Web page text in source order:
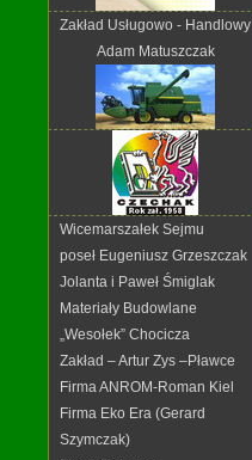
Zakład Usługowo - Handlowy
Adam Matuszczak
Wicemarszałek Sejmu
poseł Eugeniusz Grzeszczak
Jolanta i Paweł Śmiglak
Materiały Budowlane
„Wesołek” Chocicza
Zakład – Artur Zys –Pławce
Firma ANROM-Roman Kiel
Firma Eko Era (Gerard
Szymczak)